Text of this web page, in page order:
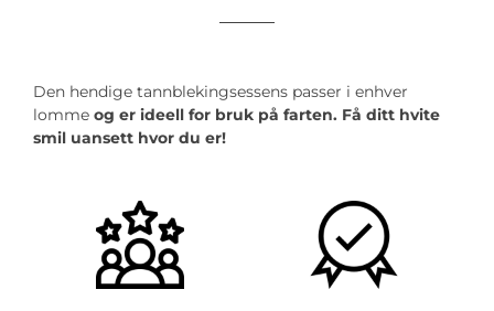
Den hendige tannblekingsessens passer i enhver
lomme og er ideell for bruk på farten. Få ditt hvite
smil uansett hvor du er!